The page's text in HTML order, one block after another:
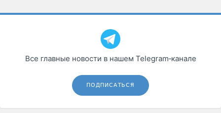
Все главные новости в нашем Telegram‑канале
ПОДПИСАТЬСЯ